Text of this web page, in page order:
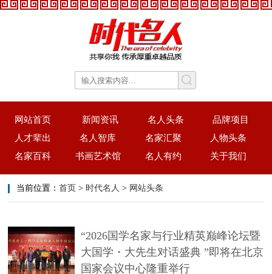
网站首页 新闻资讯 名人头条
品牌项目
人才辈出
名人智库 名家汇聚
人物头条
名家百科
书画艺术馆 名人有约 关于我们
当前位置：首页 > 时代名人 > 网站头条
“2026国学名家与行业精英巅峰论坛暨
大国学・大先生对话盛典 ”即将在北京
国家会议中心隆重举行